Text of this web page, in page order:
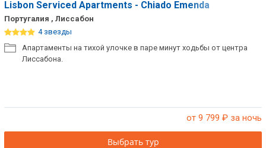
Lisbon Serviced Apartments - Chiado Emenda
Португалия , Лиссабон
4 звезды
Апартаменты на тихой улочке в паре минут ходьбы от центра
Лиссабона.
от 9 799 ₽ за ночь
Выбрать тур